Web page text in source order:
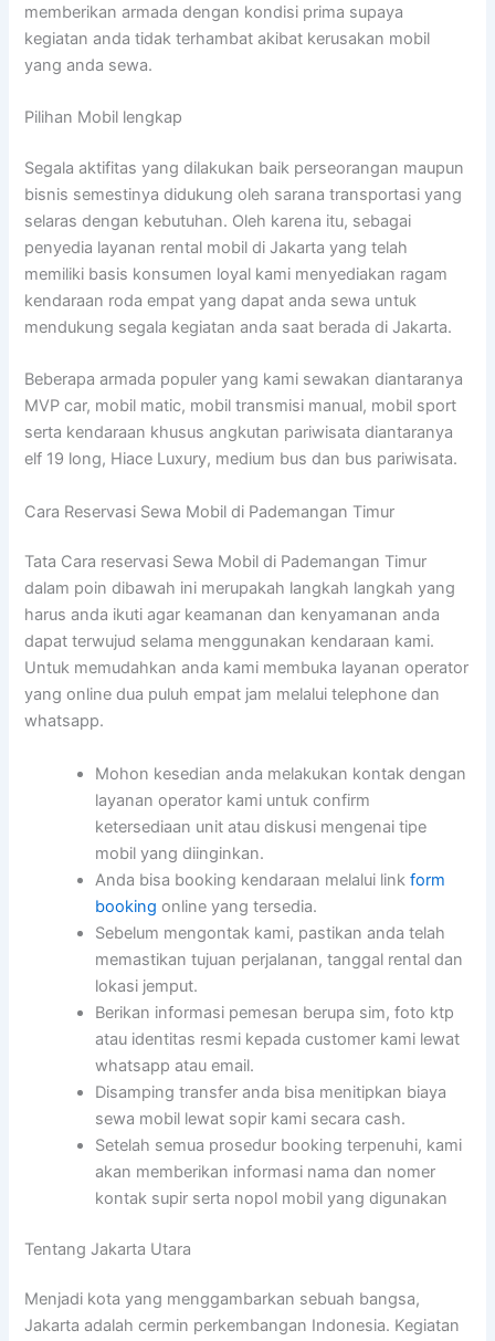
memberikan armada dengan kondisi prima supaya
kegiatan anda tidak terhambat akibat kerusakan mobil
yang anda sewa.
Pilihan Mobil lengkap
Segala aktifitas yang dilakukan baik perseorangan maupun
bisnis semestinya didukung oleh sarana transportasi yang
selaras dengan kebutuhan. Oleh karena itu, sebagai
penyedia layanan rental mobil di Jakarta yang telah
memiliki basis konsumen loyal kami menyediakan ragam
kendaraan roda empat yang dapat anda sewa untuk
mendukung segala kegiatan anda saat berada di Jakarta.
Beberapa armada populer yang kami sewakan diantaranya
MVP car, mobil matic, mobil transmisi manual, mobil sport
serta kendaraan khusus angkutan pariwisata diantaranya
elf 19 long, Hiace Luxury, medium bus dan bus pariwisata.
Cara Reservasi Sewa Mobil di Pademangan Timur
Tata Cara reservasi Sewa Mobil di Pademangan Timur
dalam poin dibawah ini merupakah langkah langkah yang
harus anda ikuti agar keamanan dan kenyamanan anda
dapat terwujud selama menggunakan kendaraan kami.
Untuk memudahkan anda kami membuka layanan operator
yang online dua puluh empat jam melalui telephone dan
whatsapp.
Mohon kesedian anda melakukan kontak dengan
layanan operator kami untuk confirm
ketersediaan unit atau diskusi mengenai tipe
mobil yang diinginkan.
Anda bisa booking kendaraan melalui linkform
booking online yang tersedia.
Sebelum mengontak kami, pastikan anda telah
memastikan tujuan perjalanan, tanggal rental dan
lokasi jemput.
Berikan informasi pemesan berupa sim, foto ktp
atau identitas resmi kepada customer kami lewat
whatsapp atau email.
Disamping transfer anda bisa menitipkan biaya
sewa mobil lewat sopir kami secara cash.
Setelah semua prosedur booking terpenuhi, kami
akan memberikan informasi nama dan nomer
kontak supir serta nopol mobil yang digunakan
Tentang Jakarta Utara
Menjadi kota yang menggambarkan sebuah bangsa,
Jakarta adalah cermin perkembangan Indonesia. Kegiatan